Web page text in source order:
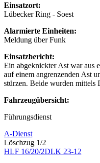
Einsatzort:
Lübecker Ring - Soest
Alarmierte Einheiten:
Meldung über Funk
Einsatzbericht:
Ein abgeknickter Ast war aus
auf einem angrenzenden Ast
stürzen. Beide wurden mittels
Fahrzeugübersicht:
Führungsdienst
A-Dienst
Löschzug 1/2
HLF 16/20/2DLK 23-12